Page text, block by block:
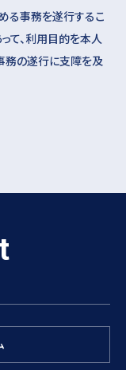
る事務を遂行するこ
て、利用目的を本人
務の遂行に支障を及